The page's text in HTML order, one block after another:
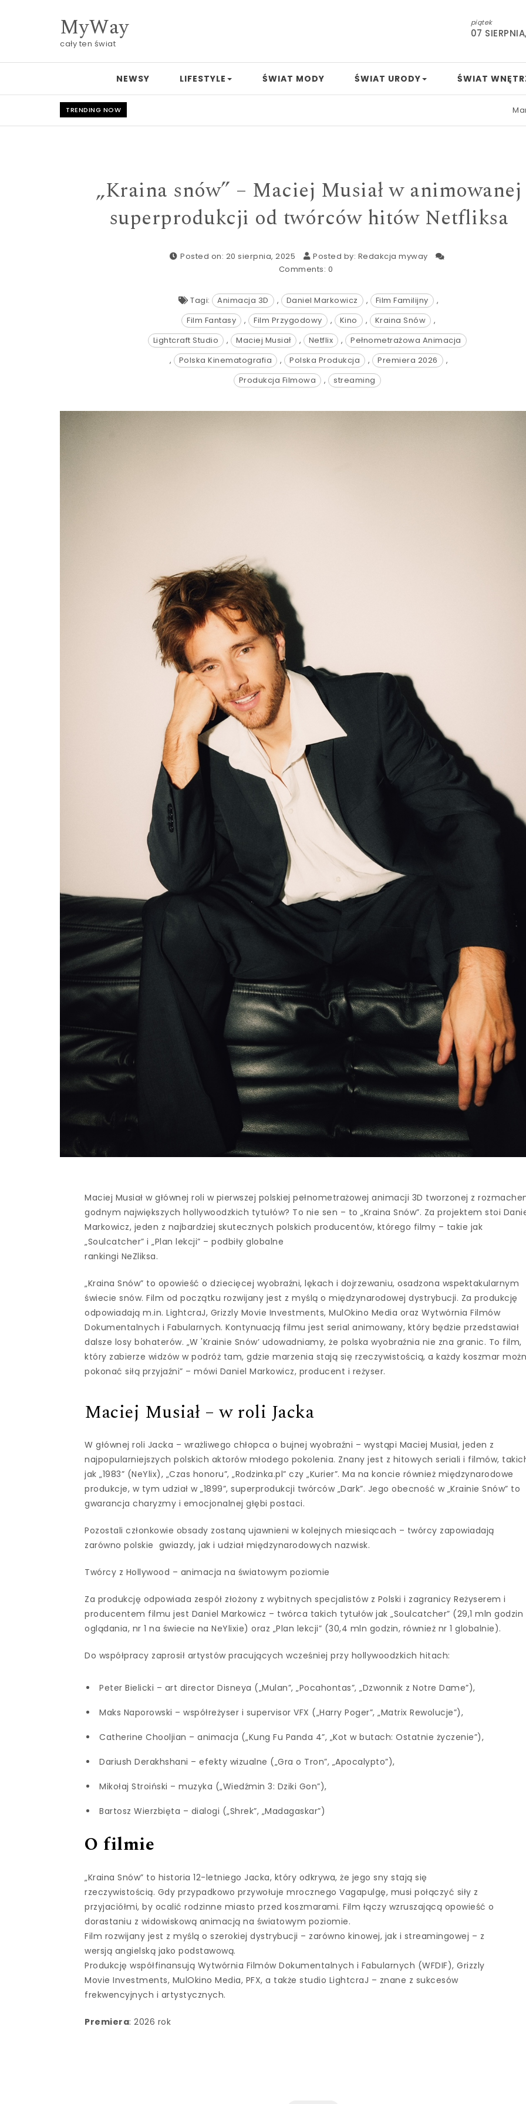
MyWay
cały ten świat
piątek
07
NEWSY LIFESTYLE ŚWIAT MODY ŚWIAT URODY ŚWIAT
TRENDING NOW Mamo, tato,
„Kraina snów” – Maciej Musiał w animowanej
superprodukcji od twórców hitów Netfliksa
Posted on: 20 sierpnia, 2025 Posted by: Redakcja myway
Comments: 0
Tagi: Animacja 3D , Daniel Markowicz , Film Familijny
,
Film Fantasy
, Film Przygodowy , Kino , Kraina Snów
,
Lightcraft Studio
, Maciej Musiał , Netflix , Pełnometrażowa Animacja
,
Polska Kinematografia , Polska Produkcja , Premiera 2026
,
Produkcja Filmowa
, streaming
Maciej Musiał w głównej roli w pierwszej polskiej pełnometrażowej animacji 3D tworzonej z
godnym największych hollywoodzkich tytułów? To nie sen – to „Kraina Snów”. Za projektem stoi
Markowicz, jeden z najbardziej skutecznych polskich producentów, którego filmy – takie jak
„Soulcatcher” i „Plan lekcji” – podbiły globalne
rankingi NeZliksa.
„Kraina Snów” to opowieść o dziecięcej wyobraźni, lękach i dojrzewaniu, osadzona wspektakularnym
świecie snów. Film od początku rozwijany jest z myślą o międzynarodowej dystrybucji. Za produkcję
odpowiadają m.in. LightcraJ, Grizzly Movie Investments, MulOkino Media oraz Wytwórnia Filmów
Dokumentalnych i Fabularnych. Kontynuacją filmu jest serial animowany, który będzie przedstawiał
dalsze losy bohaterów. „W 'Krainie Snów’ udowadniamy, że polska wyobraźnia nie zna granic. To film,
który zabierze widzów w podróż tam, gdzie marzenia stają się rzeczywistością, a każdy koszmar
pokonać siłą przyjaźni” – mówi Daniel Markowicz, producent i reżyser.
Maciej Musiał – w roli Jacka
W głównej roli Jacka – wrażliwego chłopca o bujnej wyobraźni – wystąpi Maciej Musiał, jeden z
najpopularniejszych polskich aktorów młodego pokolenia. Znany jest z hitowych seriali i filmów,
jak „1983” (NeYlix), „Czas honoru”, „Rodzinka.pl” czy „Kurier”. Ma na koncie również międzynarodowe
produkcje, w tym udział w „1899”, superprodukcji twórców „Dark”. Jego obecność w „Krainie Snów” to
gwarancja charyzmy i emocjonalnej głębi postaci.
Pozostali członkowie obsady zostaną ujawnieni w kolejnych miesiącach – twórcy zapowiadają
zarówno polskie gwiazdy, jak i udział międzynarodowych nazwisk.
Twórcy z Hollywood – animacja na światowym poziomie
Za produkcję odpowiada zespół złożony z wybitnych specjalistów z Polski i zagranicy Reżyserem i
producentem filmu jest Daniel Markowicz – twórca takich tytułów jak „Soulcatcher” (29,1 mln godzin
oglądania, nr 1 na świecie na NeYlixie) oraz „Plan lekcji” (30,4 mln godzin, również nr 1 globalnie).
Do współpracy zaprosił artystów pracujących wcześniej przy hollywoodzkich hitach:
Peter Bielicki – art director Disneya („Mulan”, „Pocahontas”, „Dzwonnik z Notre Dame”),
Maks Naporowski – współreżyser i supervisor VFX („Harry Poger”, „Matrix Rewolucje”),
Catherine Chooljian – animacja („Kung Fu Panda 4”, „Kot w butach: Ostatnie życzenie”),
Dariush Derakhshani – efekty wizualne („Gra o Tron”, „Apocalypto”),
Mikołaj Stroiński – muzyka („Wiedźmin 3: Dziki Gon”),
Bartosz Wierzbięta – dialogi („Shrek”, „Madagaskar”)
O filmie
„Kraina Snów” to historia 12-letniego Jacka, który odkrywa, że jego sny stają się
rzeczywistością. Gdy przypadkowo przywołuje mrocznego Vagapulgę, musi połączyć siły z
przyjaciółmi, by ocalić rodzinne miasto przed koszmarami. Film łączy wzruszającą opowieść o
dorastaniu z widowiskową animacją na światowym poziomie.
Film rozwijany jest z myślą o szerokiej dystrybucji – zarówno kinowej, jak i streamingowej – z
wersją angielską jako podstawową.
Produkcję współfinansują Wytwórnia Filmów Dokumentalnych i Fabularnych (WFDIF), Grizzly
Movie Investments, MulOkino Media, PFX, a także studio LightcraJ – znane z sukcesów
frekwencyjnych i artystycznych.
Premiera: 2026 rok